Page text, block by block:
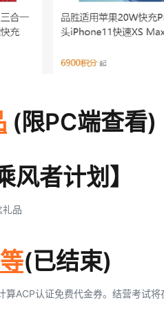
(限PC端查看)
风者计划】
品
(已结束)
ACP认证免费代金券。结营考试将